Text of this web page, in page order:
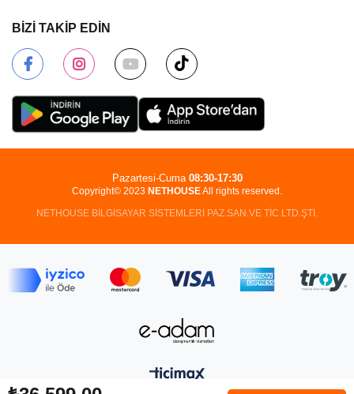
BİZİ TAKİP EDİN
Copyright© 2023 NETHOUSEAll rights reserved.
NETHOUSE BİLGİSAYAR SİSTEMLERİ PAZ.SAN.VE TİC.LTD.ŞTİ.
Pazartesi-Cuma 08:30-17:30